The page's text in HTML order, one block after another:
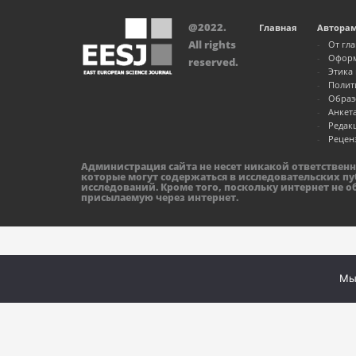
Главная
От
@2022.
All rights
reserved.
Администрация сайта не несет никакой
которые могут содержаться в исследовательских
исследований. Кроме того, поскольку интернет
присылаемую через интернет.
Мы